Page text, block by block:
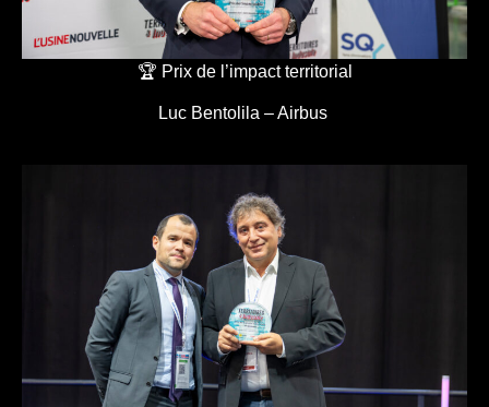
🏆 Prix de l’impact territorial
Luc Bentolila – Airbus